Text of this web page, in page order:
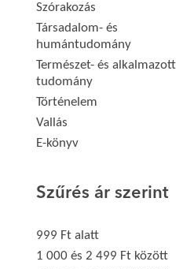
Szórakozás
Társadalom- és
humántudomány
Természet- és alkalmazott
tudomány
Történelem
Vallás
E-könyv
Szűrés ár szerint
999 Ft alatt
1 000 és 2 499 Ft között